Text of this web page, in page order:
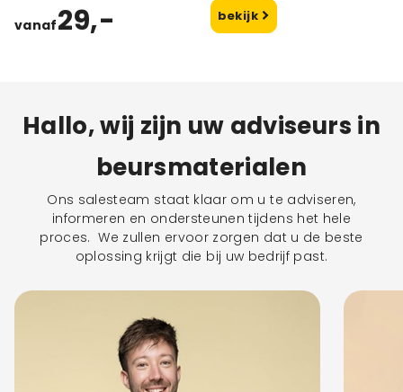
vanaf29,- bekijk
Hallo, wij zijn uw adviseurs in
beursmaterialen
Ons salesteam staat klaar om u te adviseren,
informeren en ondersteunen tijdens het hele
proces. We zullen ervoor zorgen dat u de beste
oplossing krijgt die bij uw bedrijf past.